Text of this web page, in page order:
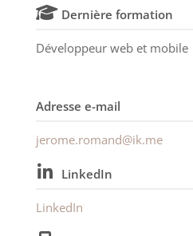
Dernière formation
Développeur web et mobile
Adresse e-mail
jerome.romand@ik.me
LinkedIn
LinkedIn